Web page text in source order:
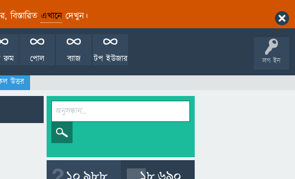
বিস্তারিত এখানেদেখুন।
লগ ইন
টপ ইউজার
ব্যাজ
পোল
রুম
উত্তর